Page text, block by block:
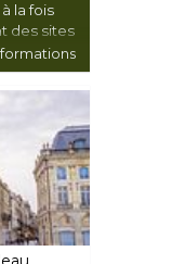
la fois
des sites
tous.
car tout